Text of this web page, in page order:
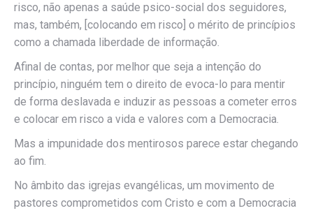
risco, não apenas a saúde psico-social dos seguidores,
mas, também, [colocando em risco] o mérito de princípios
como a chamada liberdade de informação.
Afinal de contas, por melhor que seja a intenção do
princípio, ninguém tem o direito de evoca-lo para mentir
de forma deslavada e induzir as pessoas a cometer erros
e colocar em risco a vida e valores com a Democracia.
Mas a impunidade dos mentirosos parece estar chegando
ao fim.
No âmbito das igrejas evangélicas, um movimento de
pastores comprometidos com Cristo e com a Democracia